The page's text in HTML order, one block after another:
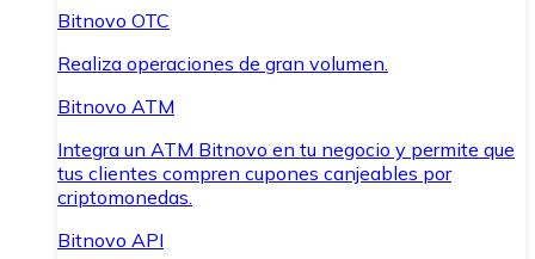
Bitnovo OTC
Realiza operaciones de gran volumen.
Bitnovo ATM
Integra un ATM Bitnovo en tu negocio y permite que
tus clientes compren cupones canjeables por
criptomonedas.
Bitnovo API